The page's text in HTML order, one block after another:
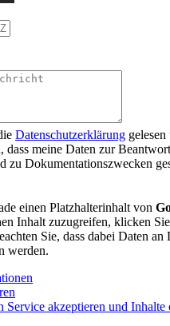
Datenschutzerklärung
dass meine Daten zur
zu Dokumentationszwecken
einen Platzhalterinhalt von
Inhalt zuzugreifen, klicken
Sie, dass dabei Daten an
werden.
Service akzeptieren und Inhalte